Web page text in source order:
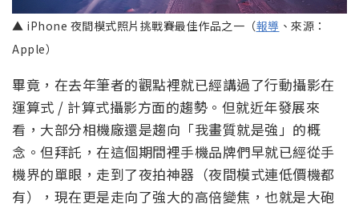
▲ iPhone 夜間模式照片挑戰賽最佳作品之一（報導 、來源：
Apple）
畢竟，在去年筆者的觀點裡就已經講過了行動攝影在
運算式 / 計算式攝影方面的趨勢。但就近年發展來
看，大部分相機廠還是趨向「我畫質就是強」的概
念。但拜託，在這個期間裡手機品牌們早就已經從手
機界的單眼，走到了夜拍神器（夜間模式連低價機都
有），現在更是走向了強大的高倍變焦，也就是大砲